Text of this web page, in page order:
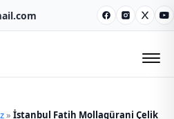
Facebook
Instagram
X
» İstanbul Fatih Mollagürani Çelik